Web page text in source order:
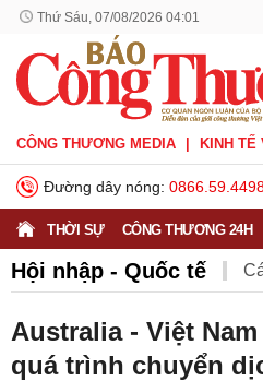
Thứ Sáu, 07/08/2026 04:01
CÔNG THƯƠNG MEDIA KINH TẾ
Đường dây nóng:
THỜI SỰ CÔNG THƯƠNG 24H
Hội nhập - Quốc tế
Hiệp định UKVFTA
Australia - Việt
quá trình chuyển